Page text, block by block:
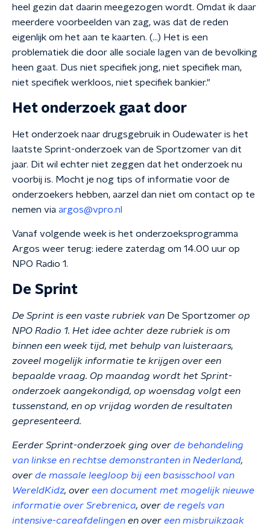
heel gezin dat daarin meegezogen wordt. Omdat ik daar
meerdere voorbeelden van zag, was dat de reden
eigenlijk om het aan te kaarten. (…) Het is een
problematiek die door alle sociale lagen van de bevolking
heen gaat. Dus niet specifiek jong, niet specifiek man,
niet specifiek werkloos, niet specifiek bankier."
Het onderzoek gaat door
Het onderzoek naar drugsgebruik in Oudewater is het
laatste Sprint-onderzoek van de Sportzomer van dit
jaar. Dit wil echter niet zeggen dat het onderzoek nu
voorbij is. Mocht je nog tips of informatie voor de
onderzoekers hebben, aarzel dan niet om contact op te
nemen via argos@vpro.nl
Vanaf volgende week is het onderzoeksprogramma
Argos weer terug: iedere zaterdag om 14.00 uur op
NPO Radio 1.
De Sprint
De Sprint is een vaste rubriek van De Sportzomer op
NPO Radio 1. Het idee achter deze rubriek is om
binnen een week tijd, met behulp van luisteraars,
zoveel mogelijk informatie te krijgen over een
bepaalde vraag. Op maandag wordt het Sprint-
onderzoek aangekondigd, op woensdag volgt een
tussenstand, en op vrijdag worden de resultaten
gepresenteerd.
Eerder Sprint-onderzoek ging over de behandeling
van linkse en rechtse demonstranten in Nederland,
over de massale leegloop bij een basisschool van
WereldKidz, over een document met mogelijk nieuwe
informatie over Srebrenica, over de regels van
intensive-careafdelingen en over een misbruikzaak